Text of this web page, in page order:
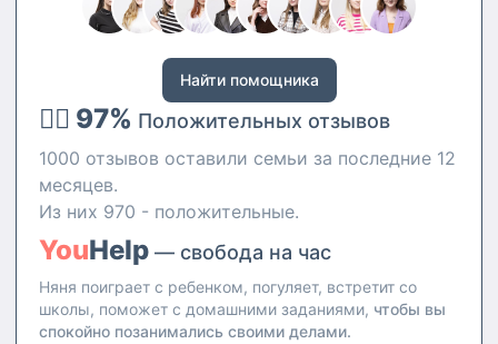
Найти помощника
👍🏻 97% Положительных отзывов
1000 отзывов оставили семьи за последние 12
месяцев.
Из них 970 - положительные.
YouHelp — свобода на час
Няня поиграет с ребенком, погуляет, встретит со
школы, поможет с домашними заданиями, чтобы вы
спокойно позанимались своими делами.